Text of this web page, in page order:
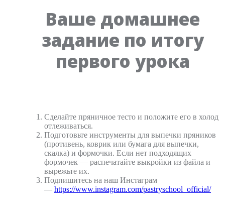
Ваше домашнее
задание по итогу
первого урока
Сделайте пряничное тесто и положите его в холод
отлеживаться.
Подготовьте инструменты для выпечки пряников
(противень, коврик или бумага для выпечки,
скалка) и формочки. Если нет подходящих
формочек — распечатайте выкройки из файла и
вырежьте их.
Подпишитесь на наш Инстаграм
— https://www.instagram.com/pastryschool_official/